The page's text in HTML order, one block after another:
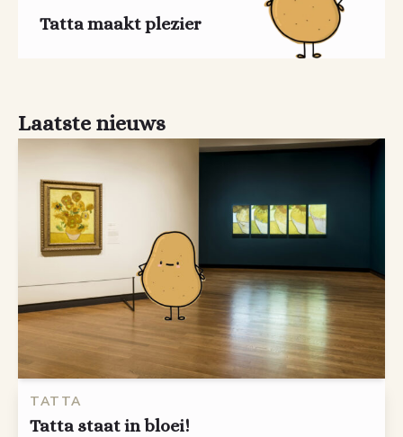
Tatta maakt plezier
Laatste nieuws
TATTA
Tatta staat in bloei!